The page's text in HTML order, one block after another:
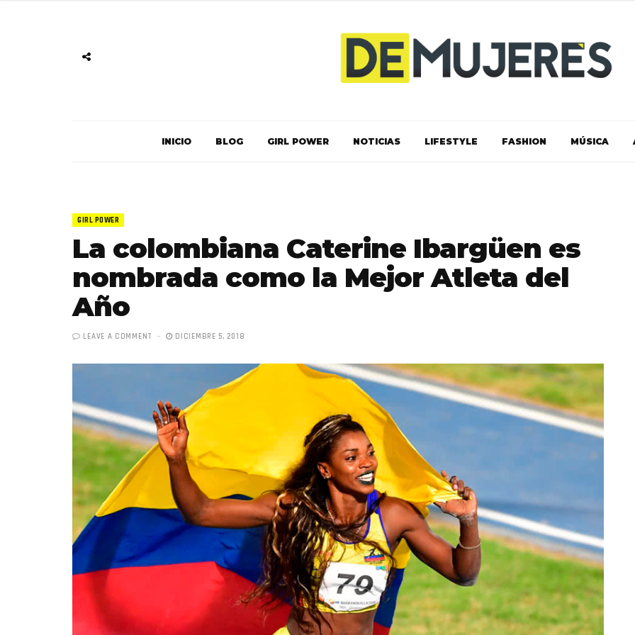
INICIO BLOG GIRL POWER NOTICIAS LIFESTYLE FASHION MÚSICA
GIRL POWER
La colombiana Caterine Ibargüen es
nombrada como la Mejor Atleta del
Año
LEAVE A COMMENT DICIEMBRE 5, 2018
«Bonitas», el nuevo
sencillo de Hendrix y
Totó la Momposina: el
adiós a la gran
cantadora que llevó las
raíces colombianas al
mundo a través de su
música